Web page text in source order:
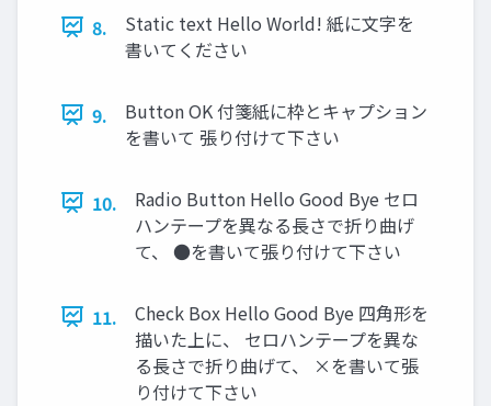
8.
Static text Hello World! 紙に文字を
書いてください
9.
Button OK 付箋紙に枠とキャプション
を書いて 張り付けて下さい
10.
Radio Button Hello Good Bye セロ
ハンテープを異なる長さで折り曲げ
て、 ●を書いて張り付けて下さい
11.
Check Box Hello Good Bye 四角形を
描いた上に、 セロハンテープを異な
る長さで折り曲げて、 ×を書いて張
り付けて下さい